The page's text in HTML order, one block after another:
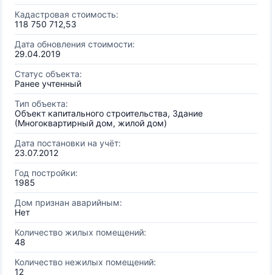
Кадастровая стоимость:
118 750 712,53
Дата обновления стоимости:
29.04.2019
Статус объекта:
Ранее учтенный
Тип объекта:
Объект капитального строительства, Здание
(Многоквартирный дом, жилой дом)
Дата постановки на учёт:
23.07.2012
Год постройки:
1985
Дом признан аварийным:
Нет
Количество жилых помещений:
48
Количество нежилых помещений:
12